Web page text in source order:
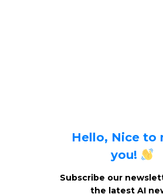
Hello, Nice to
you!
Subscribe our
the latest AI